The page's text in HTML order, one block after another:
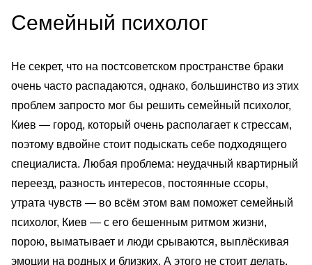
Семейный психолог
Не секрет, что на постсоветском пространстве браки
очень часто распадаются, однако, большинство из этих
проблем запросто мог бы решить семейный психолог,
Киев — город, который очень располагает к стрессам,
поэтому вдвойне стоит подыскать себе подходящего
специалиста. Любая проблема: неудачный квартирный
переезд, разность интересов, постоянные ссоры,
утрата чувств — во всём этом вам поможет семейный
психолог, Киев — с его бешенным ритмом жизни,
порою, выматывает и люди срываются, выплёскивая
эмоции на родных и близких. А этого не стоит делать,